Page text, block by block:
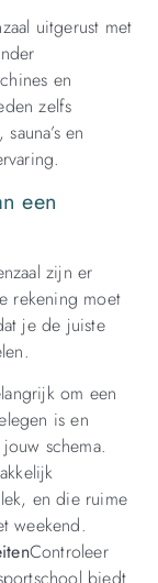
uitgerust met
en
zelfs
en
een
zijn er
rekening moet
je de juiste
om een
is en
schema.
en die ruime
weekend.
Controleer